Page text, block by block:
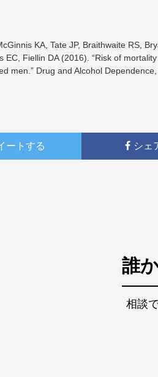
KA, Tate JP, Braithwaite RS,
EC, Fiellin DA (2016). “Risk of
men.” Drug and Alcohol
ートする シェ
誰
相談